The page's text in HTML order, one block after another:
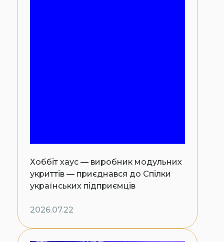
Хоббіт хаус — виробник модульних
укриттів — приєднався до Спілки
українських підприємців
2026.07.22